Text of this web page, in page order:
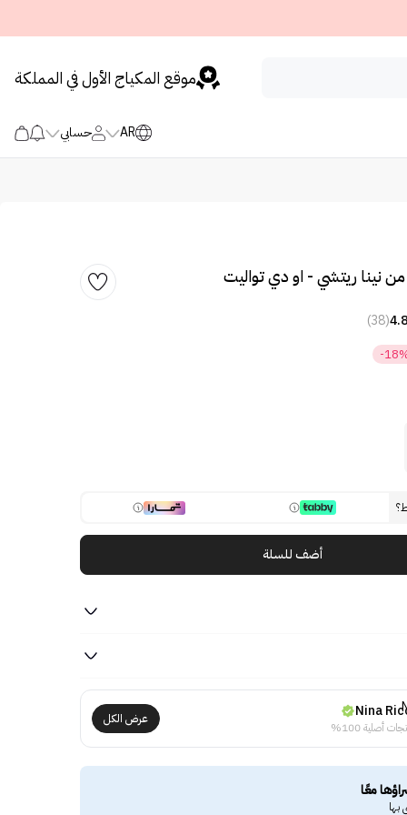
موقع المكياج الأول في المملكة
AR حسابي
من نينا ريتشي - او دي تواليت
4.8
(38)
-
أضف للسلة
Nina
أصلية 100%
عرض الكل
معًا
بها